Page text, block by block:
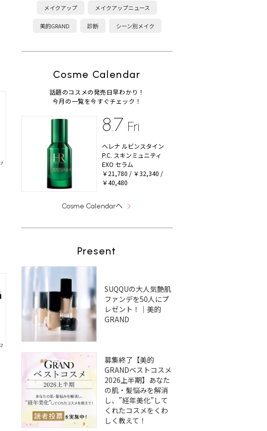
メイクアップ メイクアップニュース
美的GRAND 診断 シーン別メイク
Cosme Calendar
話題のコスメの発売日早わかり！
今月の一覧を今すぐチェック！
8.7 Fri
ヘレナ ルビンスタイン
P.C. スキンミュニティ
EXO セラム
￥21,780 / ￥32,340 /
￥40,480
Cosme Calendarへ
Present
SUQQUの大人気艶肌
ファンデを50人にプ
レゼント！｜美的
GRAND
募集終了【美的
GRANDベストコスメ
2026上半期】あなた
の肌・髪悩みを解消
し、”経年美化”して
くれたコスメをくわ
しく教えて！